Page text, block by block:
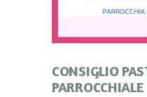
CONSIGLIO
PARROCCHIALE